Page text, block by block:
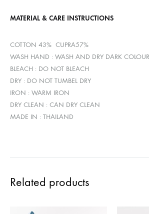
MATERIAL & CARE INSTRUCTIONS
COTTON 43% CUPRA57%
WASH HAND : WASH AND DRY DARK
BLEACH : DO NOT BLEACH
DRY : DO NOT TUMBEL DRY
IRON : WARM IRON
DRY CLEAN : CAN DRY CLEAN
MADE IN : THAILAND
Related products